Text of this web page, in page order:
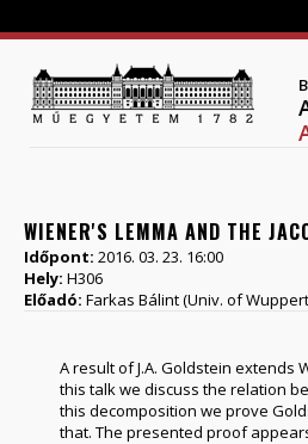
WIENER'S LEMMA AND THE
Időpont: 2016. 03. 23. 16:00
Hely: H306
Előadó: Farkas Bálint (Univ. of
A result of J.A. Goldstein
this talk we discuss the relation
this decomposition we prove
that. The presented proof